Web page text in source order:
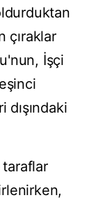
çıraklar
İşçi